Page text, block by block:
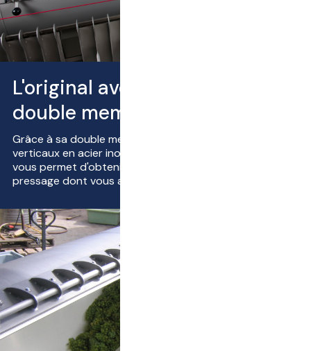
L'original avec la technique à
double membrane
Grâce à sa double membrane et à ses canaux de jus
verticaux en acier inoxydable électropolis, la MerlinPlus+
vous permet d'obtenir d'excellents résultats de
pressage dont vous allez profiter.